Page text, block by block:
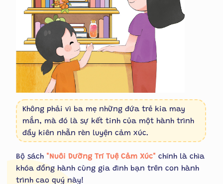
Bộ sách "Nuôi Dưỡng Trí Tuệ Cảm Xúc" chính là chìa
khóa đồng hành cùng gia đình bạn trên con hành
trình cao quý này!
Không phải vì ba mẹ những đứa trẻ kia may
mắn, mà đó là sự kết tinh của một hành trình
đầy kiên nhẫn rèn luyện cảm xúc.